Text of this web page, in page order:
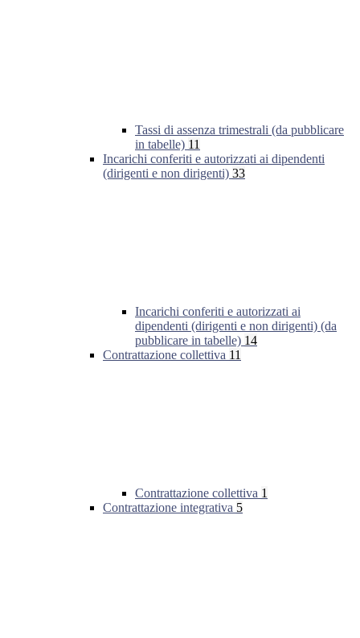
Tassi di assenza trimestrali (da pubblicare
in tabelle) 11
Incarichi conferiti e autorizzati ai dipendenti
(dirigenti e non dirigenti) 33
Incarichi conferiti e autorizzati ai
dipendenti (dirigenti e non dirigenti) (da
pubblicare in tabelle) 14
Contrattazione collettiva 11
Contrattazione collettiva 1
Contrattazione integrativa 5